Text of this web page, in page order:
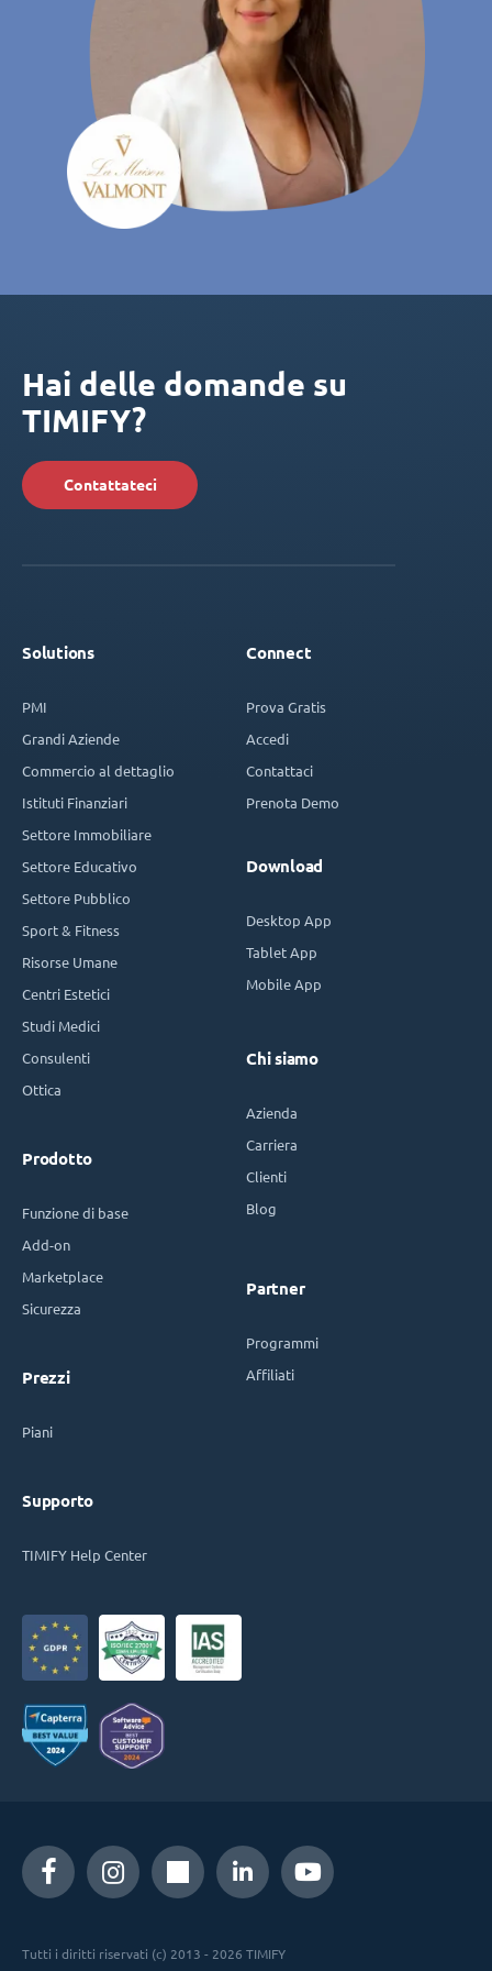
Hai delle domande su
TIMIFY?
Contattateci
Solutions
PMI
Grandi Aziende
Commercio al dettaglio
Istituti Finanziari
Settore Immobiliare
Settore Educativo
Settore Pubblico
Sport & Fitness
Risorse Umane
Centri Estetici
Studi Medici
Consulenti
Ottica
Prodotto
Funzione di base
Add-on
Marketplace
Sicurezza
Prezzi
Piani
Supporto
TIMIFY Help Center
Connect
Prova Gratis
Accedi
Contattaci
Prenota Demo
Download
Desktop App
Tablet App
Mobile App
Chi siamo
Azienda
Carriera
Clienti
Blog
Partner
Programmi
Affiliati
Tutti i diritti riservati (c) 2013 - 2026 TIMIFY